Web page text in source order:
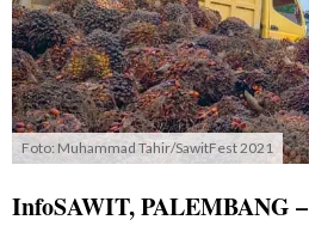
Foto: Muhammad Tahir/SawitFest 2021
InfoSAWIT, PALEMBANG –